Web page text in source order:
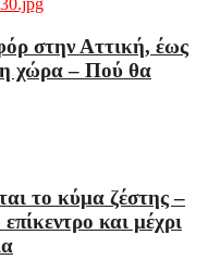
στην Αττική, έως
χώρα – Πού θα
το κύμα ζέστης –
και μέχρι